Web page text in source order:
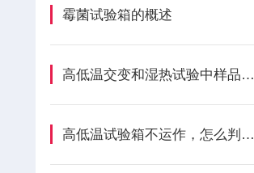
霉菌试验箱的概述
高低温交变和湿热试验中样品处理不当导致哪些故障？
高低温试验箱不运作，怎么判定故障原因？